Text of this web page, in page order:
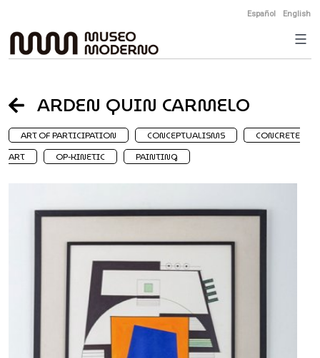
to
content
Español English
ARDEN QUIN CARMELO
ART OF PARTICIPATION CONCEPTUALISMS
CONCRETE
ART
OP-KINETIC PAINTING